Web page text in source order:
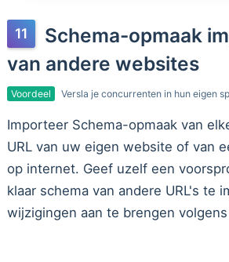
Schema-opmaak
van andere websites
Voordeel Versla je concurrenten in hun eigen
Importeer Schema-opmaak van
URL van uw eigen website of van
op internet. Geef uzelf een
klaar schema van andere URL's te
wijzigingen aan te brengen